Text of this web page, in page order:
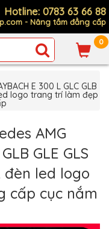
Hotline: 0783 63 66 88
- Nâng tầm đẳng cấp
0
E 300 L GLC GLB
logo trang trí làm đẹp
AMG
GLE GLS
đèn led logo
cấp cục nắm